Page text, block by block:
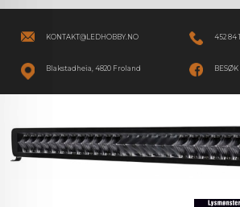
KONTAKT@LEDHOBBY.NO 452 84
Blakstadheia, 4820 Froland